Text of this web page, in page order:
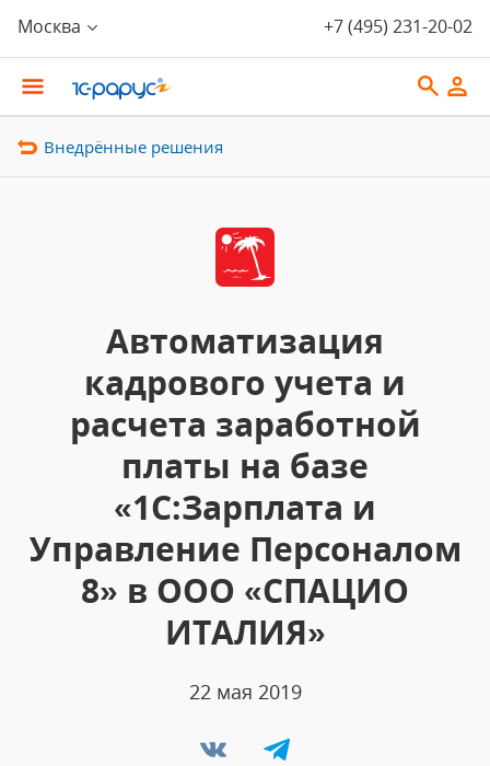
Москва +7 (495) 231-20-02
Внедрённые решения
Автоматизация
кадрового учета и
расчета заработной
платы на базе
«1С:Зарплата и
Управление Персоналом
8» в ООО «СПАЦИО
ИТАЛИЯ»
22 мая 2019